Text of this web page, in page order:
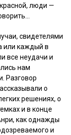
люди —
свидетелями
или каждый в
все неудачи и
нам
Разговор
о
решениях, о
и в конце
как однажды
и